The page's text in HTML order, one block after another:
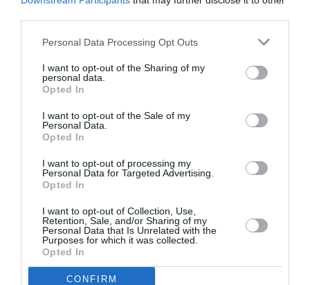
Personal Data Processing Opt Outs
I want to opt-out of the Sharing of my
personal data.
Opted In
I want to opt-out of the Sale of my
Personal Data.
Opted In
I want to opt-out of processing my
Personal Data for Targeted Advertising.
Opted In
I want to opt-out of Collection, Use,
Retention, Sale, and/or Sharing of my
Personal Data that Is Unrelated with the
Purposes for which it was collected.
Opted In
CONFIRM
Rabbithole, Γερμανικού 20, Μεταξουργείο
Rabbithole
Eισιτήρια:
15 € Κανονικό, 10 € Μειωμένο (Φοιτητικό, ΑμέΑ,
Ανέργων) Ατέλειες: 5 €
Πληροφορίες / Κρατήσεις:
rabbitholespace.com
μάθετε πρώτοι όλες τις ειδήσεις
Δείτε όλα τατελευταία νέα
Πολιτισμό στοCulturenow.gr